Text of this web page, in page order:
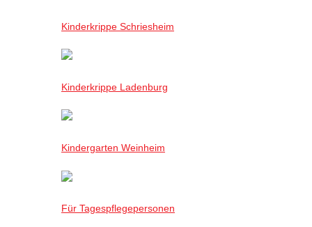
Kinderkrippe Schriesheim
Kinderkrippe Ladenburg
Kindergarten Weinheim
Für Tagespflegepersonen